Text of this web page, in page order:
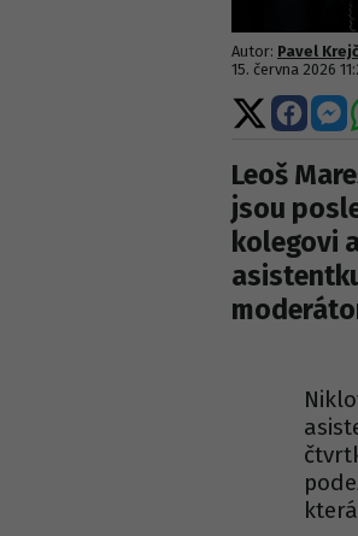
Autor: Pavel
15. června 2026
Sdílet
na
Sdílet
na
Leoš
jsou
kolegovi